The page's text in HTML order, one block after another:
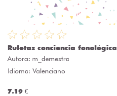
Ruletas conciencia fonológica
Autora: m_demestra
Idioma: Valenciano
7.19 €